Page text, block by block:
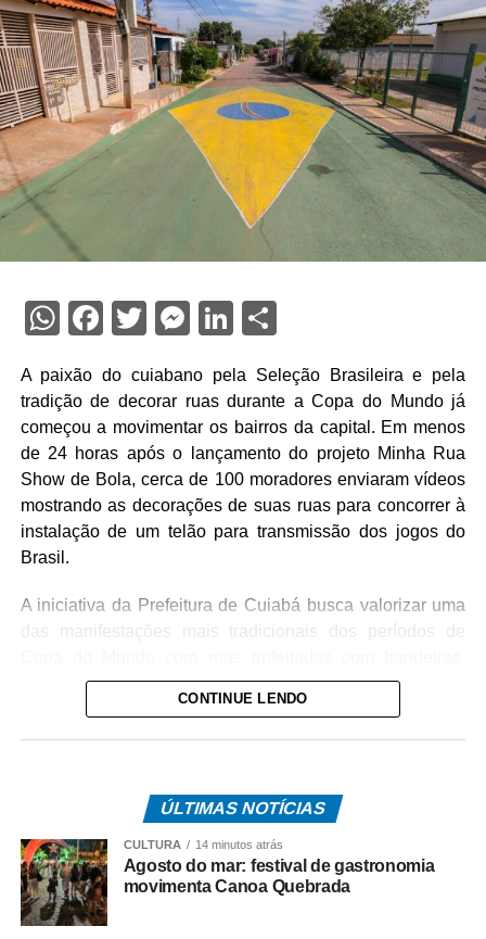
WhatsApp
Facebook
Twitter
Messenger
LinkedIn
Share
A paixão do cuiabano pela Seleção Brasileira e pela
tradição de decorar ruas durante a Copa do Mundo já
começou a movimentar os bairros da capital. Em menos
de 24 horas após o lançamento do projeto Minha Rua
Show de Bola, cerca de 100 moradores enviaram vídeos
mostrando as decorações de suas ruas para concorrer à
instalação de um telão para transmissão dos jogos do
Brasil.
A iniciativa da Prefeitura de Cuiabá busca valorizar uma
das manifestações mais tradicionais dos períodos de
pinturas e adereços nas cores verde e amarela. Além
disso, o projeto incentiva a integração entre vizinhos e
fortalece o espírito comunitário nos bairros da capital.
nessa quarta-feira. Na oportunidade, o prefeito convidou
a população a participar enviando vídeos das decorações
por meio do perfil oficial da Prefeitura de Cuiabá no
Instagram, @cuiabaprefeitura.
CONTINUE LENDO
ÚLTIMAS NOTÍCIAS
CULTURA 14 minutos atrás
Agosto do mar: festival de gastronomia
movimenta Canoa Quebrada